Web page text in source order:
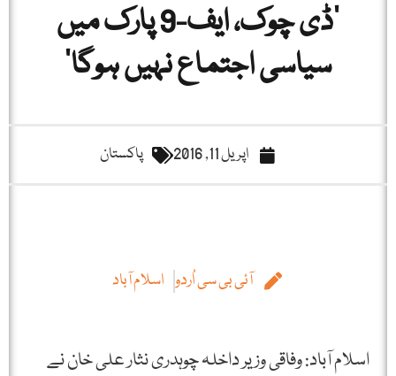
‘ڈی چوک، ایف-9 پارک میں
سیاسی اجتماع نہیں ہوگا’
اپریل 11, 2016 پاکستان
آئی بی سی اُردو اسلام آباد
اسلام آباد: وفاقی وزیر داخلہ چوہدری نثار علی خان نے